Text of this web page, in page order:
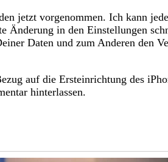
jetzt vorgenommen. Ich kann
Änderung in den Einstellungen
Daten und zum Anderen den
auf die Ersteinrichtung des
hinterlassen.